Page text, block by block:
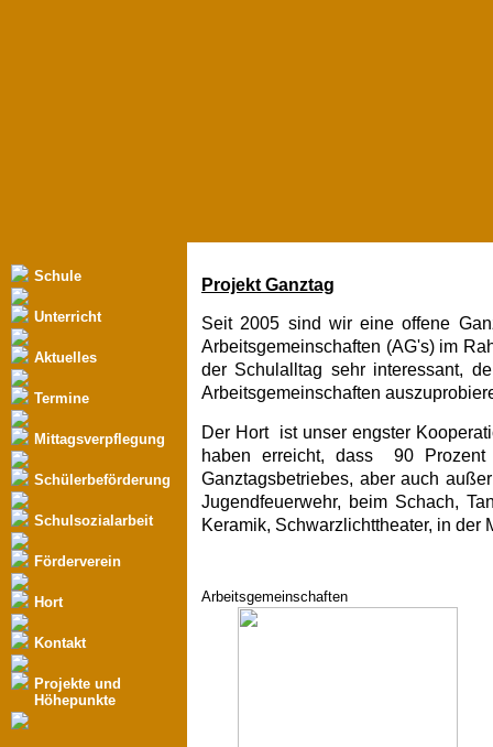
Schule
Unterricht
Aktuelles
Termine
Mittagsverpflegung
Schülerbeförderung
Schulsozialarbeit
Förderverein
Hort
Kontakt
Projekte und
Höhepunkte
Projekt Ganztag
Seit 2005 sind wir eine offene
Arbeitsgemeinschaften (AG's) im
der Schulalltag sehr interessant,
Arbeitsgemeinschaften
Der Hort
ist unser engster
haben erreicht, dass
90
Ganztagsbetriebes, aber auch
Jugendfeuerwehr, beim Schach,
Keramik, Schwarzlichttheater, in
Arbeitsgemeinschaften